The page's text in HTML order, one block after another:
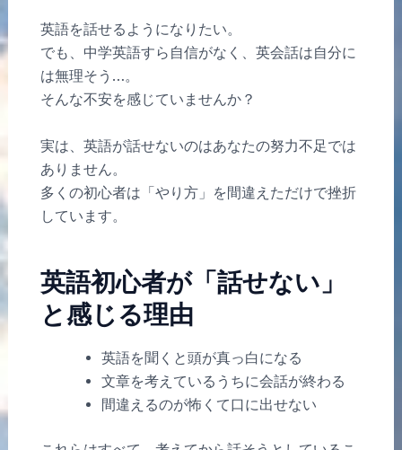
英語を話せるようになりたい。
でも、中学英語すら自信がなく、英会話は自分に
は無理そう…。
そんな不安を感じていませんか？
実は、英語が話せないのはあなたの努力不足では
ありません。
多くの初心者は「やり方」を間違えただけで挫折
しています。
英語初心者が「話せない」
と感じる理由
英語を聞くと頭が真っ白になる
文章を考えているうちに会話が終わる
間違えるのが怖くて口に出せない